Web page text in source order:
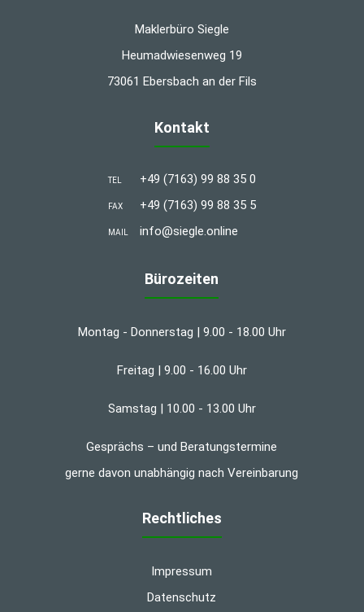
Maklerbüro Siegle
Heumadwiesenweg 19
73061 Ebersbach an der Fils
Kontakt
TEL +49 (7163) 99 88 35 0
FAX +49 (7163) 99 88 35 5
MAIL info@siegle.online
Bürozeiten
Montag - Donnerstag | 9.00 - 18.00 Uhr
Freitag | 9.00 - 16.00 Uhr
Samstag | 10.00 - 13.00 Uhr
Gesprächs – und Beratungstermine
gerne davon unabhängig nach Vereinbarung
Rechtliches
Impressum
Datenschutz